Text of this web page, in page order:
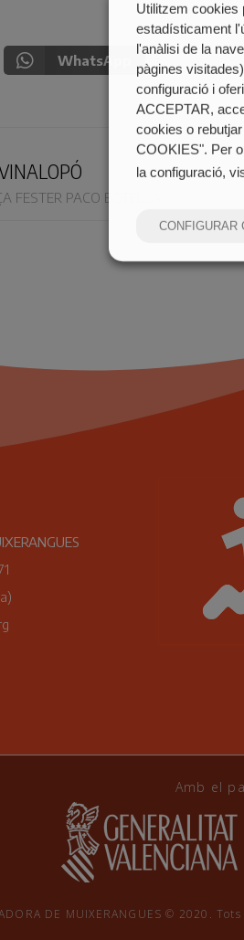
WhatsApp
FESTER PACO BOTELLA
Amb el
DE MUIXERANGUES © 2020.
Utilitzem cookies
estadísticament
l'anàlisi de la
pàgines
configuració i
ACCEPTAR,
cookies o
COOKIES". Per
la configuració,
CONFIGURAR